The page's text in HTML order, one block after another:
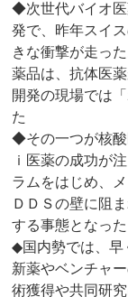
◆次世代バイオ医
発で、昨年スイ
きな衝撃が走っ
薬品は、抗体医
開発の現場では
た
◆その一つが核酸
ｉ医薬の成功が
ラムをはじめ、
ＤＤＳの壁に阻
する事態となった
◆国内勢では、早
新薬やベンチャ
術獲得や共同研